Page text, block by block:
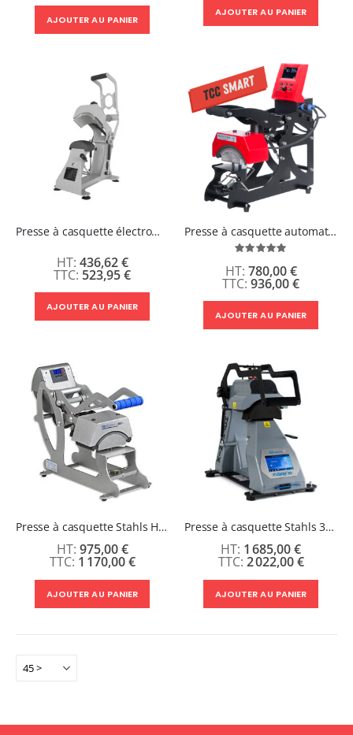
AJOUTER AU PANIER
AJOUTER AU PANIER
Presse à casquette électromagnétique Five Stars
523,95 €
436,62 €
AJOUTER AU PANIER
Presse à casquette automatique Secabo TCC SMART
Évaluation:
936,00 €
780,00 €
AJOUTER AU PANIER
Presse à casquette Stahls Hotronix Sprint Mag Cap
1 170,00 €
975,00 €
AJOUTER AU PANIER
Presse à casquette Stahls 360 IQ - Double plateaux chauffants
2 022,00 €
1 685,00 €
AJOUTER AU PANIER